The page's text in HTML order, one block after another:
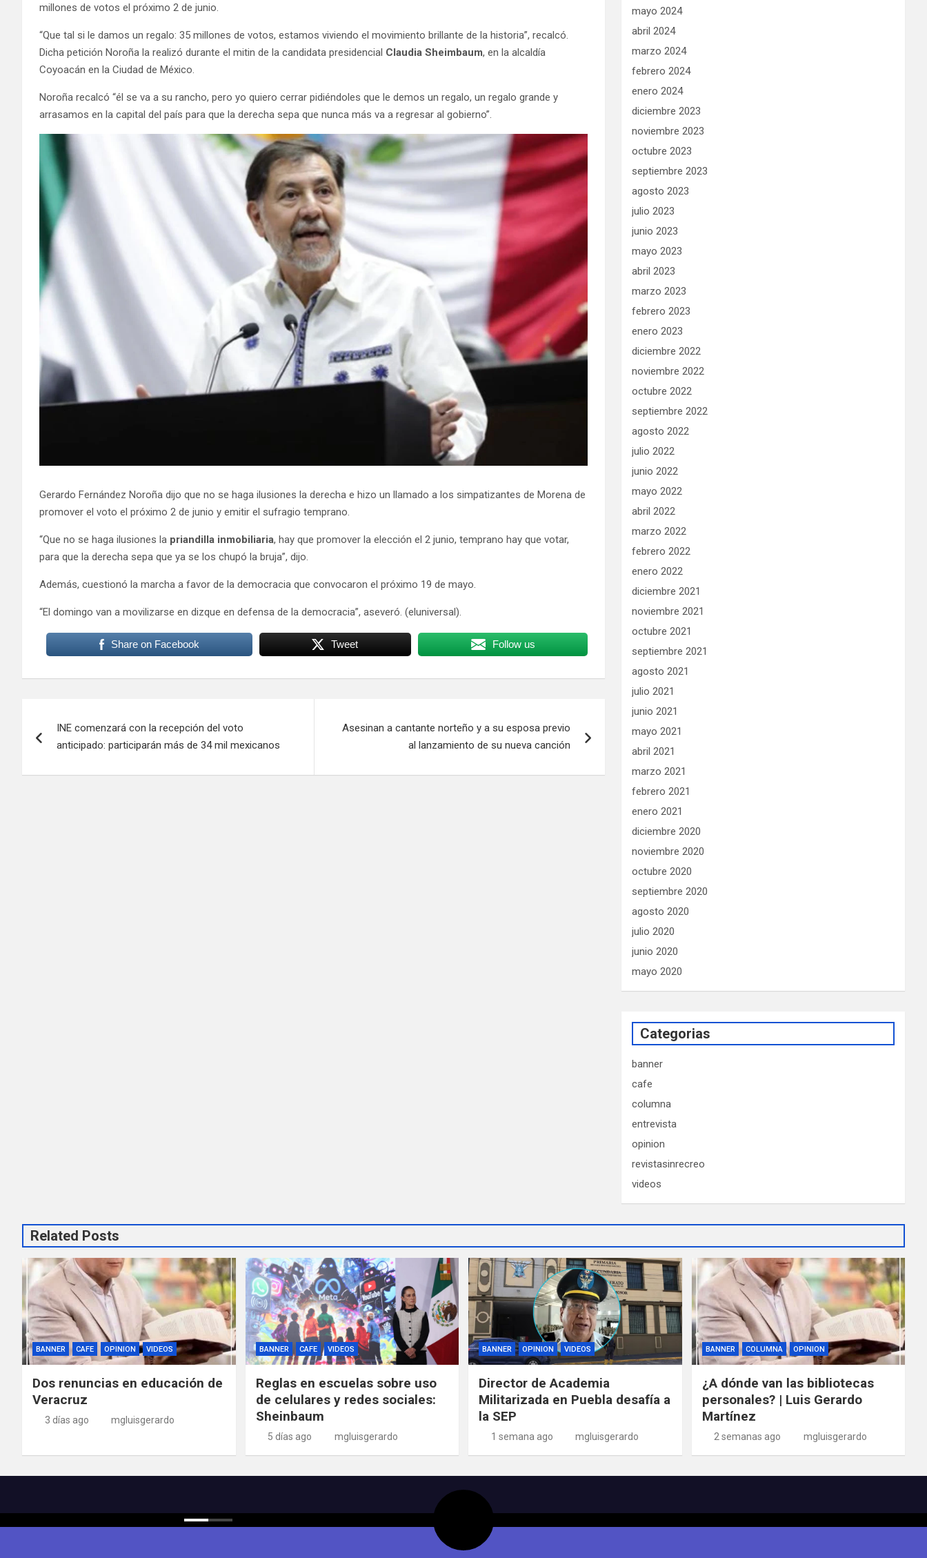
millones de votos el próximo 2 de junio.
“Que tal si le damos un regalo: 35 millones de votos, estamos viviendo el movimiento brillante de la historia”, recalcó.
Dicha petición Noroña la realizó durante el mitin de la candidata presidencial Claudia Sheimbaum, en la alcaldía
Coyoacán en la Ciudad de México.
Noroña recalcó “él se va a su rancho, pero yo quiero cerrar pidiéndoles que le demos un regalo, un regalo grande y
arrasamos en la capital del país para que la derecha sepa que nunca más va a regresar al gobierno”.
Gerardo Fernández Noroña dijo que no se haga ilusiones la derecha e hizo un llamado a los simpatizantes de Morena de
promover el voto el próximo 2 de junio y emitir el sufragio temprano.
“Que no se haga ilusiones la priandilla inmobiliaria, hay que promover la elección el 2 junio, temprano hay que votar,
para que la derecha sepa que ya se los chupó la bruja”, dijo.
Además, cuestionó la marcha a favor de la democracia que convocaron el próximo 19 de mayo.
“El domingo van a movilizarse en dizque en defensa de la democracia”, aseveró. (eluniversal).
Share on Facebook Tweet Follow us
de
entradas
INE comenzará con la recepción del voto
anticipado: participarán más de 34 mil mexicanos
Asesinan a cantante norteño y a su esposa previo
al lanzamiento de su nueva canción
mayo 2024
abril 2024
marzo 2024
febrero 2024
enero 2024
diciembre 2023
noviembre 2023
octubre 2023
septiembre 2023
agosto 2023
julio 2023
junio 2023
mayo 2023
abril 2023
marzo 2023
febrero 2023
enero 2023
diciembre 2022
noviembre 2022
octubre 2022
septiembre 2022
agosto 2022
julio 2022
junio 2022
mayo 2022
abril 2022
marzo 2022
febrero 2022
enero 2022
diciembre 2021
noviembre 2021
octubre 2021
septiembre 2021
agosto 2021
julio 2021
junio 2021
mayo 2021
abril 2021
marzo 2021
febrero 2021
enero 2021
diciembre 2020
noviembre 2020
octubre 2020
septiembre 2020
agosto 2020
julio 2020
junio 2020
mayo 2020
Categorias
banner
cafe
columna
entrevista
opinion
revistasinrecreo
videos
Related Posts
BANNER CAFE OPINION VIDEOS
Dos renuncias en educación de
Veracruz
3 días ago mgluisgerardo
BANNER CAFE VIDEOS
Reglas en escuelas sobre uso
de celulares y redes sociales:
Sheinbaum
5 días ago mgluisgerardo
BANNER OPINION VIDEOS
Director de Academia
Militarizada en Puebla desafía a
la SEP
1 semana ago mgluisgerardo
BANNER COLUMNA OPINION
¿A dónde van las bibliotecas
personales? | Luis Gerardo
Martínez
2 semanas ago mgluisgerardo